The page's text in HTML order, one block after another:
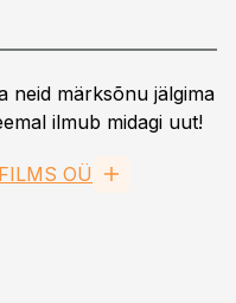
neid märksõnu jälgima
ilmub midagi uut!
OÜ